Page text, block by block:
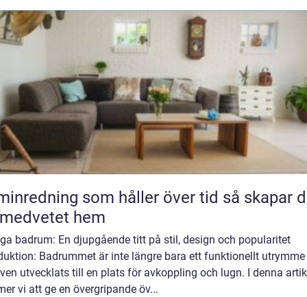
som håller över tid så skapar du
hem
badrum: En djupgående titt på stil, design och popularitet
Badrummet är inte längre bara ett funktionellt
utvecklats till en plats för avkoppling och lugn. I denna
vi att ge en övergripande öv...